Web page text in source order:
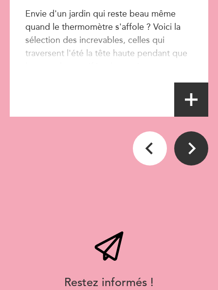
Envie d'un jardin qui reste beau même
quand le thermomètre s'affole ? Voici la
sélection des increvables, celles qui
traversent l'été la tête haute pendant que
Restez informés !